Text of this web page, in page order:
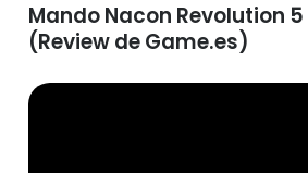
Mando Nacon Revolution 5
(Review de Game.es)